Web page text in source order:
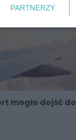
mogło dojść do
PARTNERZY